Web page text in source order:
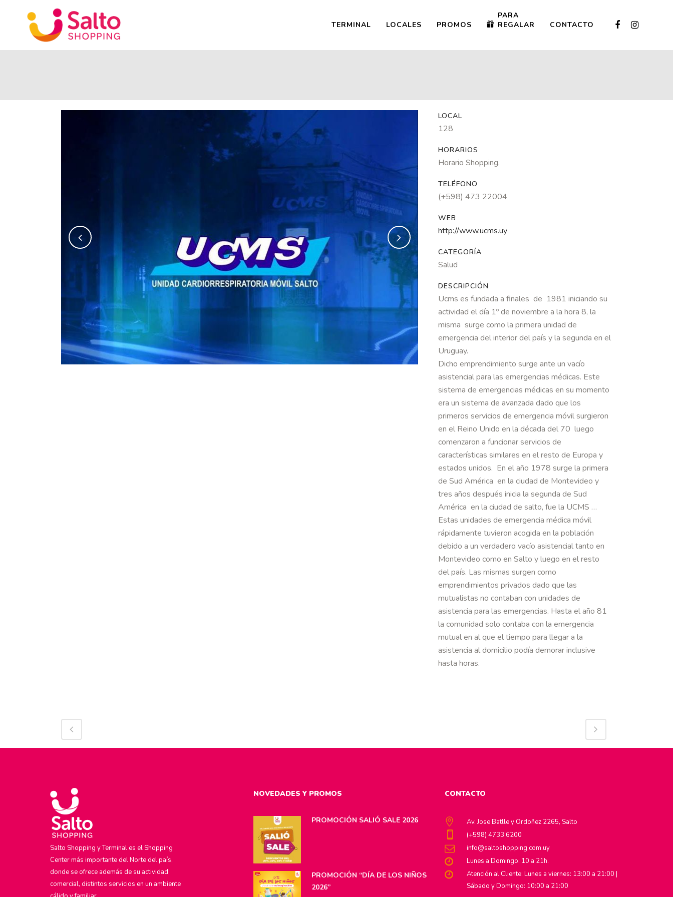
TERMINAL LOCALES PROMOS
PARA
REGALAR
CONTACTO
LOCAL
128
HORARIOS
Horario Shopping.
TELÉFONO
(+598) 473 22004
WEB
http://www.ucms.uy
CATEGORÍA
Salud
DESCRIPCIÓN
Ucmses fundada a finales de 1981 iniciando su
actividad el día 1º de noviembre a la hora 8, la
misma surge como la primera unidad de
emergencia del interior del país y la segunda en el
Uruguay.
Dicho emprendimiento surge ante un vacío
asistencial para las emergencias médicas. Este
sistema de emergencias médicas en su momento
era un sistema de avanzada dado que los
primeros servicios de emergencia móvil surgieron
en el Reino Unido en la década del 70 luego
comenzaron a funcionar servicios de
características similares en el resto de Europa y
estados unidos. En el año 1978 surge la primera
de Sud América en la ciudad de Montevideo y
tres años después inicia la segunda de Sud
América en la ciudad de salto, fue la UCMS …
Estas unidades de emergencia médica móvil
rápidamente tuvieron acogida en la población
debido a un verdadero vacío asistencial tanto en
Montevideo como en Salto y luego en el resto
del país. Las mismas surgen como
emprendimientos privados dado que las
mutualistas no contaban con unidades de
asistencia para las emergencias. Hasta el año 81
la comunidad solo contaba con la emergencia
mutual en al que el tiempo para llegar a la
asistencia al domicilio podía demorar inclusive
hasta horas.
Salto Shopping y Terminal es el Shopping
Center más importante del Norte del país,
donde se ofrece además de su actividad
comercial, distintos servicios en un ambiente
NOVEDADES Y PROMOS
PROMOCIÓN SALIÓ SALE 2026
PROMOCIÓN “DÍA DE LOS NIÑOS
2026”
CONTACTO
Av. Jose Batlle y Ordoñez 2265, Salto
(+598) 4733 6200
info@saltoshopping.com.uy
Lunes a Domingo: 10 a 21h.
Atención al Cliente: Lunes a viernes: 13:00 a 21:00 |
Sábado y Domingo: 10:00 a 21:00